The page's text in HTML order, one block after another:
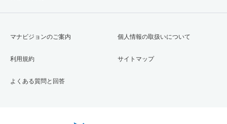
マナビジョンのご案内
利用規約
よくある質問と回答
個人情報の取扱いについて
サイトマップ